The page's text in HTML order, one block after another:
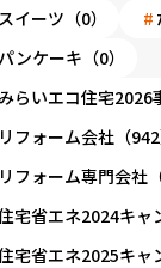
イーツ（0）
ンケーキ（0）
らいエコ住宅2026
フォーム会社（942
フォーム専門会社
宅省エネ2024キャ
宅省エネ2025キャ